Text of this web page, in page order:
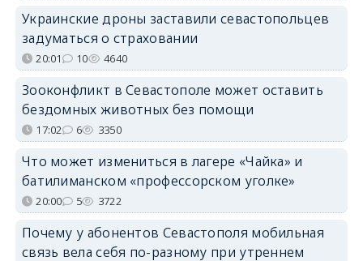
Украинские дроны заставили севастопольцев
задуматься о страховании
20:01 10 4640
Зооконфликт в Севастополе может оставить
бездомных животных без помощи
17:02 6 3350
Что может измениться в лагере «Чайка» и
батилиманском «профессорском уголке»
20:00 5 3722
Почему у абонентов Севастополя мобильная
связь вела себя по-разному при утреннем